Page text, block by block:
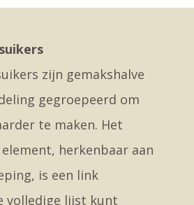
zijn gemakshalve
gegroepeerd om
te maken. Het
herkenbaar aan
is een link
volledige lijst kunt